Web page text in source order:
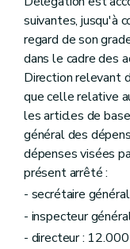
suivantes, jusqu'à
regard de son
dans le cadre des
Direction relevant
que celle relative
les articles de
général des
dépenses visées
présent arrêté :
- secrétaire
- inspecteur
- directeur : 12.000